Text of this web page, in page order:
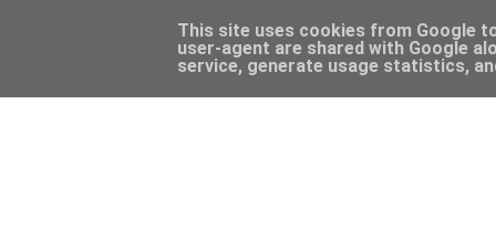
This site uses cookies from Google
user-agent are shared with Google
service, generate usage statistics,